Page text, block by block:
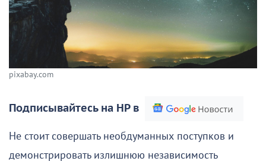
pixabay.com
Подписывайтесь на НР в
Не стоит совершать необдуманных поступков и
демонстрировать излишнюю независимость